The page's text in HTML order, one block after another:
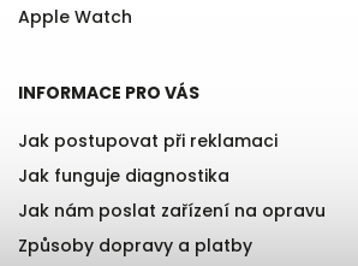
Apple Watch
INFORMACE PRO VÁS
Jak postupovat při reklamaci
Jak funguje diagnostika
Jak nám poslat zařízení na opravu
Způsoby dopravy a platby